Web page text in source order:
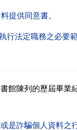
提供同意書。
法定職務之必要
館陳列的歷屆畢業
是詐騙個人資料之